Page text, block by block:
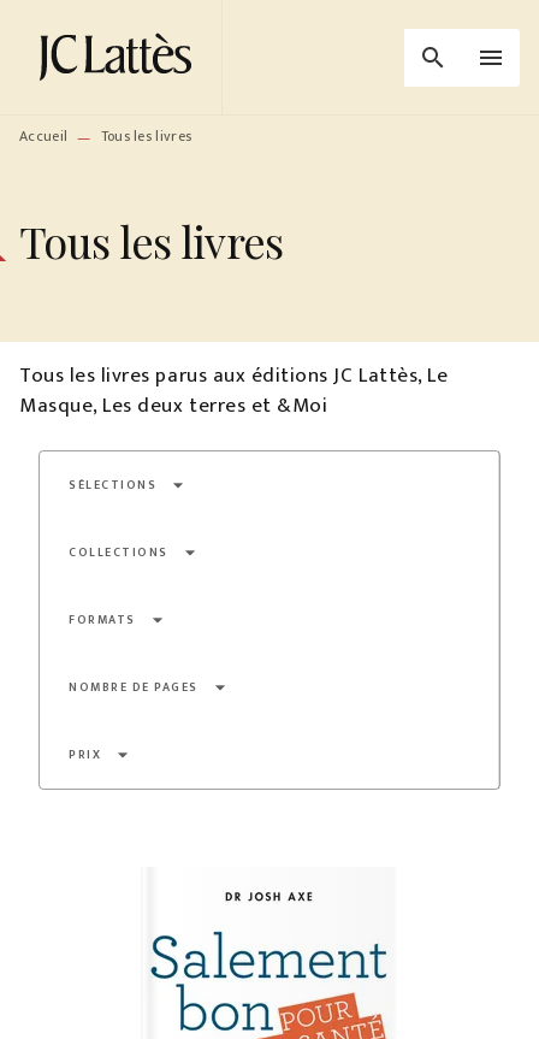
MENU RECHERCHE
PIED DE PAGE
search menu
Accueil — Tous les livres
Tous les livres
Tous les livres parus aux éditions JC Lattès, Le
Masque, Les deux terres et &Moi
SÉLECTIONS arrow_drop_down
COLLECTIONS arrow_drop_down
FORMATS arrow_drop_down
NOMBRE DE PAGES arrow_drop_down
PRIX arrow_drop_down